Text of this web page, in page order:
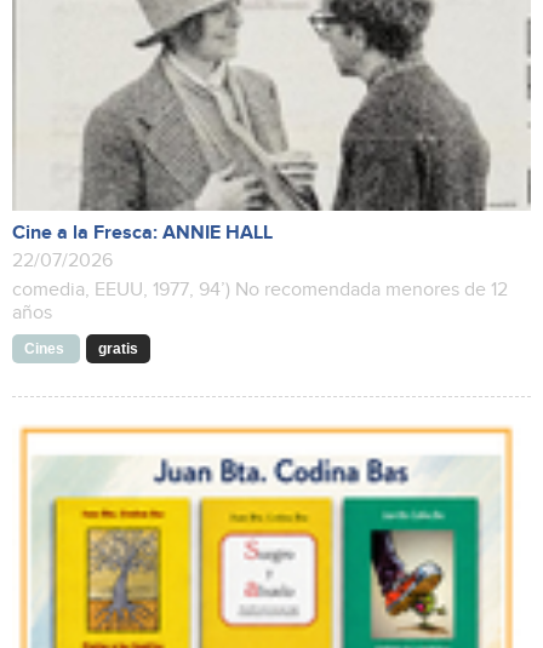
Cine a la Fresca: ANNIE HALL
22/07/2026
comedia, EEUU, 1977, 94’) No recomendada menores de 12
años
Cines gratis